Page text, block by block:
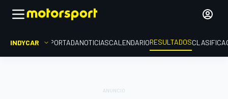
INDYCAR PORTADANOTICIASCALENDARIORESULTADOS